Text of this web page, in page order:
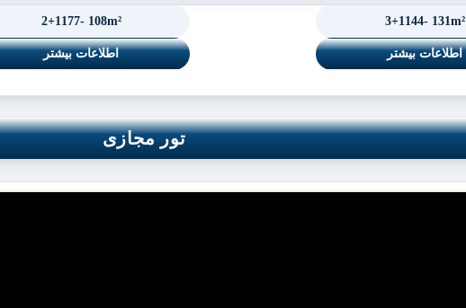
2+1177- 108m²
اطلاعات بیشتر
3+1144- 131m²
اطلاعات بیشتر
تور مجازی